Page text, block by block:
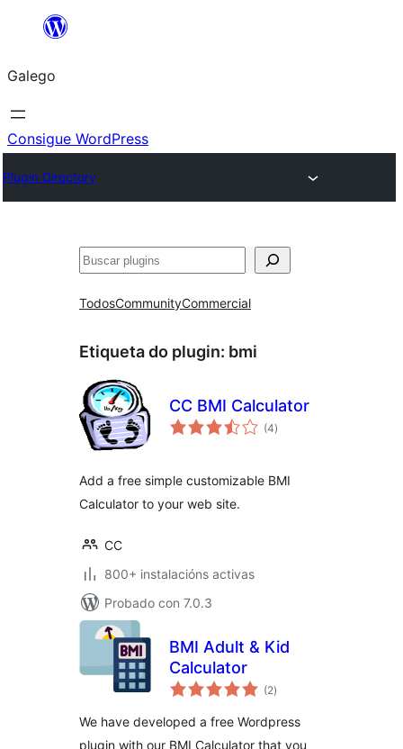
Saltar
contido
Galego
Consigue WordPress
Plugin Directory
Buscar
TodosCommunityCommercial
Etiqueta do plugin: bmi
CC BMI Calculator
(4valoracións
totais
)
Add a free simple customizable BMI
Calculator to your web site.
CC
800+ instalacións activas
Probado con 7.0.3
BMI Adult & Kid
Calculator
(2valoracións
totais
)
We have developed a free Wordpress
plugin with our BMI Calculator that you